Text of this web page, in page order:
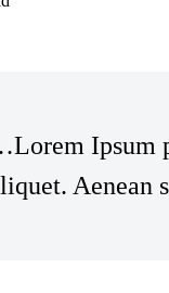
Ipsum
Aenean